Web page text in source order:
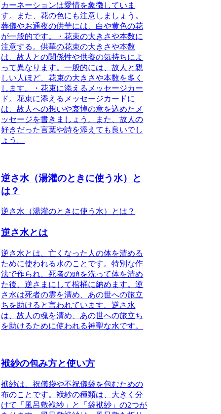
カーネーションは愛情を象徴していま
す。また、花の色にも注意しましょう。
葬儀やお通夜の供華には、白や黄色の花
が一般的です。・花束の大きさや本数に
注意する 。供華の花束の大きさや本数
は、故人との関係性や供養の気持ちによ
って異なります。一般的には、故人と親
しい人ほど、花束の大きさや本数を多く
します。・花束に添えるメッセージカー
ド 。花束に添えるメッセージカードに
は、故人への想いや哀悼の意を込めたメ
ッセージを書きましょう。また、故人の
好きだった言葉や詩を添えても良いでし
ょう。
逆さ水（湯灌のときに使う水）と
は？
逆さ水（湯灌のときに使う水）とは？
逆さ水とは
逆さ水とは 、亡くなった人の体を清める
ために使われる水のことです。特別な作
法で作られ 、死者の頭を洗って体を清め
た後、逆さまにして棺桶に納めます。逆
さ水は死者の霊を清め
あの世への旅立
ちを助ける と言われています。逆さ水
は、故人の魂を清め、あの世への旅立ち
を助けるために使われる神聖な水です。
袱紗の包み方と使い方
袱紗は、祝儀袋や不祝儀袋を包むための
布のことです。袱紗の種類は、大きく分
けて「風呂敷袱紗」と「袋袱紗」の2つが